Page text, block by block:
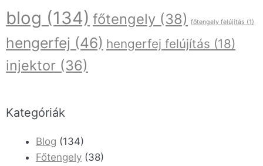
blog (134) főtengely (38) főtengely felújítás (1)
hengerfej (46) hengerfej felújítás (18)
injektor (36)
Kategóriák
Blog (134)
Főtengely (38)